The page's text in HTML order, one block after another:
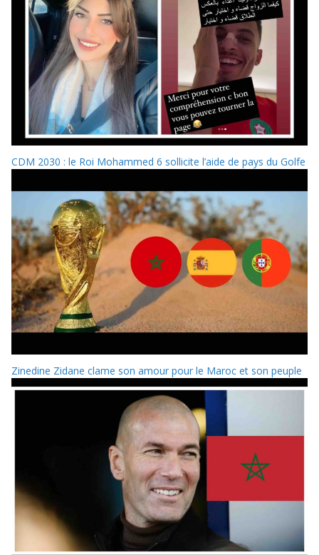
CDM 2030 : le Roi Mohammed 6 sollicite l’aide de pays du Golfe
Zinedine Zidane clame son amour pour le Maroc et son peuple